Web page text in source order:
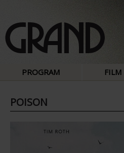
PROGRAM FILM
POISON